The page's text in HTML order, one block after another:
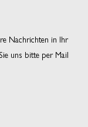
Nachrichten in Ihr
uns bitte per Mail